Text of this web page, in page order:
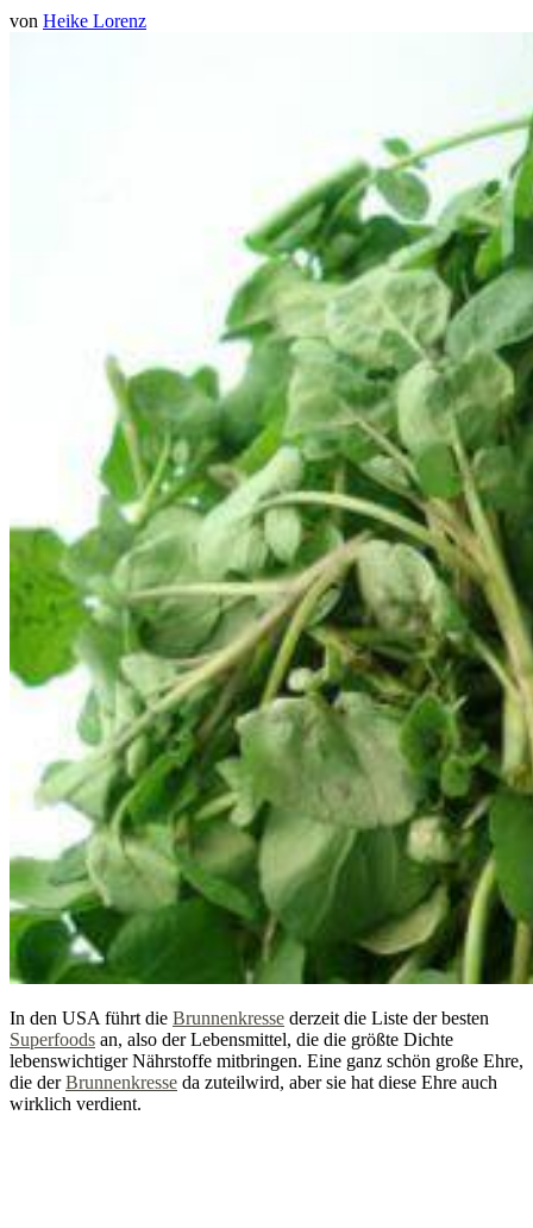
von Heike Lorenz
In den USA führt die Brunnenkresse derzeit die Liste der besten
Superfoods an, also der Lebensmittel, die die größte Dichte
lebenswichtiger Nährstoffe mitbringen. Eine ganz schön große Ehre,
die derBrunnenkresse da zuteilwird, aber sie hat diese Ehre auch
wirklich verdient.